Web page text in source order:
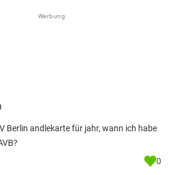
Werbung
Berlin andlekarte für jahr, wann ich habe
0